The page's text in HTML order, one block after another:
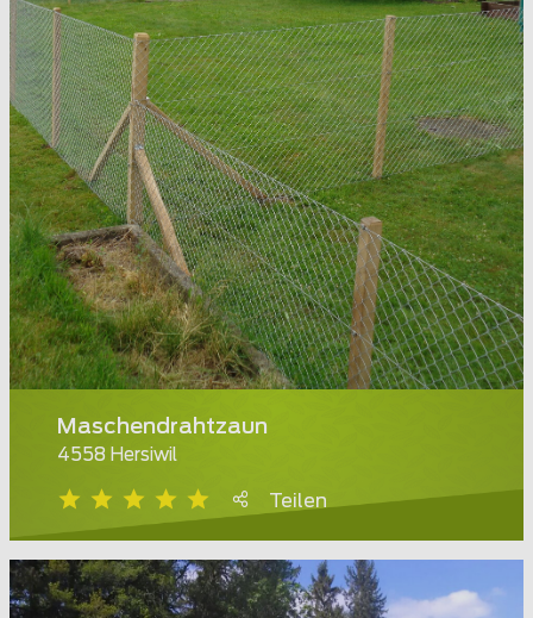
Maschendrahtzaun
4558 Hersiwil
Teilen